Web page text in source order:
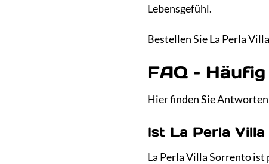
Lebensgefühl.
Bestellen Sie La Perla
FAQ –
Hier finden Sie Antworten
Ist La Perla
La Perla Villa Sorrento ist